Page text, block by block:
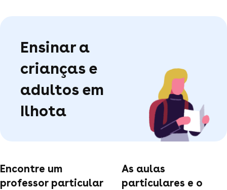
Ensinar a
crianças e
adultos em
Ilhota
Encontre um
professor particular
As aulas
particulares e o